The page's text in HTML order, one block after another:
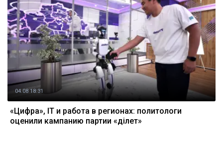
04.08 18:31
«Цифра», IT и работа в регионах: политологи
оценили кампанию партии «Әділет»